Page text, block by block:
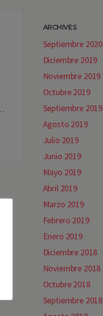
ARCHIVES
Septiembre 2020
Diciembre 2019
Noviembre 2019
Octubre 2019
Septiembre 2019
Agosto 2019
Julio 2019
Junio 2019
Mayo 2019
Abril 2019
Marzo 2019
Febrero 2019
Enero 2019
Diciembre 2018
Noviembre 2018
Octubre 2018
Septiembre 2018